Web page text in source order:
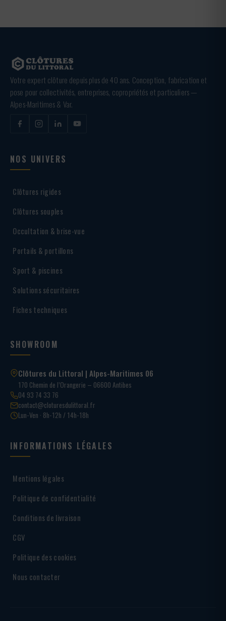
Votre expert clôture depuis plus de 40 ans. Conception, fabrication et
pose pour collectivités, entreprises, copropriétés et particuliers —
Alpes-Maritimes & Var.
NOS UNIVERS
Clôtures rigides
Clôtures souples
Occultation & brise-vue
Portails & portillons
Sport & piscines
Solutions sécuritaires
Fiches techniques
SHOWROOM
Clôtures du Littoral | Alpes-Maritimes 06
170 Chemin de l’Orangerie – 06600 Antibes
04 93 74 33 76
contact@cloturesdulittoral.fr
Lun-Ven · 8h-12h / 14h-18h
INFORMATIONS LÉGALES
Mentions légales
Politique de confidentialité
Conditions de livraison
CGV
Politique des cookies
Nous contacter